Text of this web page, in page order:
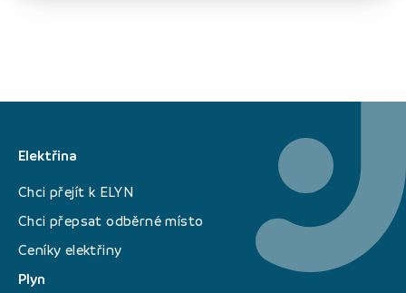
Elektřina
Chci přejít k ELYN
Chci přepsat odběrné místo
Ceníky elektřiny
Plyn